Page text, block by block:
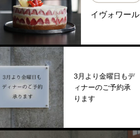
イヴォワール
3月より金曜日もデ
ィナーのご予約承
ります